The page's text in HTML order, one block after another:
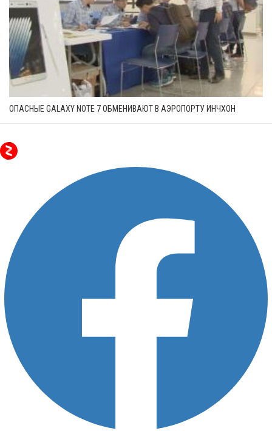
ОПАСНЫЕ GALAXY NOTE 7 ОБМЕНИВАЮТ В АЭРОПОРТУ ИНЧХОН